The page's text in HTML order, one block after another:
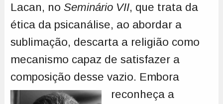
Lacan, no Seminário VII, que trata da
ética da psicanálise, ao abordar a
sublimação, descarta a religião como
mecanismo capaz de satisfazer a
composição desse vazio. Embora
reconheça a